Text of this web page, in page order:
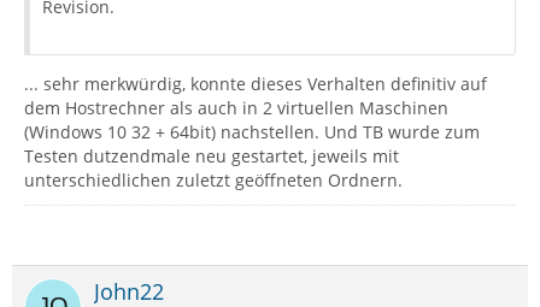
Revision.
... sehr merkwürdig, konnte dieses Verhalten definitiv auf
dem Hostrechner als auch in 2 virtuellen Maschinen
(Windows 10 32 + 64bit) nachstellen. Und TB wurde zum
Testen dutzendmale neu gestartet, jeweils mit
unterschiedlichen zuletzt geöffneten Ordnern.
John22